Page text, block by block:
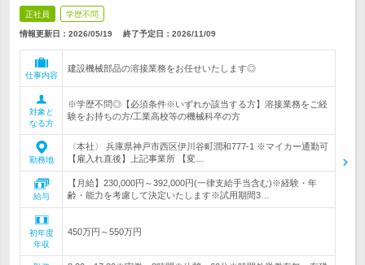
正社員 学歴不問
情報更新日：2026/05/19 終了予定日： 2026/11/09
仕事内容
建設機械部品の溶接業務をお任せいたします◎
対象と
なる方
※学歴不問◎【必須条件※いずれか該当する方】溶接業務をご経
験をお持ちの方/工業高校等の機械科卒の方
勤務地
〈本社〉 兵庫県神戸市西区伊川谷町潤和777-1 ※マイカー通勤可
【雇入れ直後】上記事業所 【変…
給与
【月給】230,000円～392,000円(一律支給手当含む)※経験・年
齢・能力を考慮して決定いたします※試用期間3…
初年度
年収
450万円～550万円